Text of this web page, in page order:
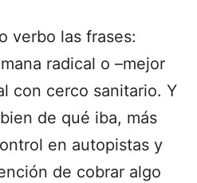
verbo las frases:
radical o –mejor
con cerco sanitario. Y
de qué iba, más
en autopistas y
de cobrar algo